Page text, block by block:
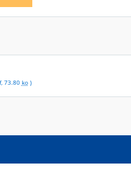
, 73.80 ko)